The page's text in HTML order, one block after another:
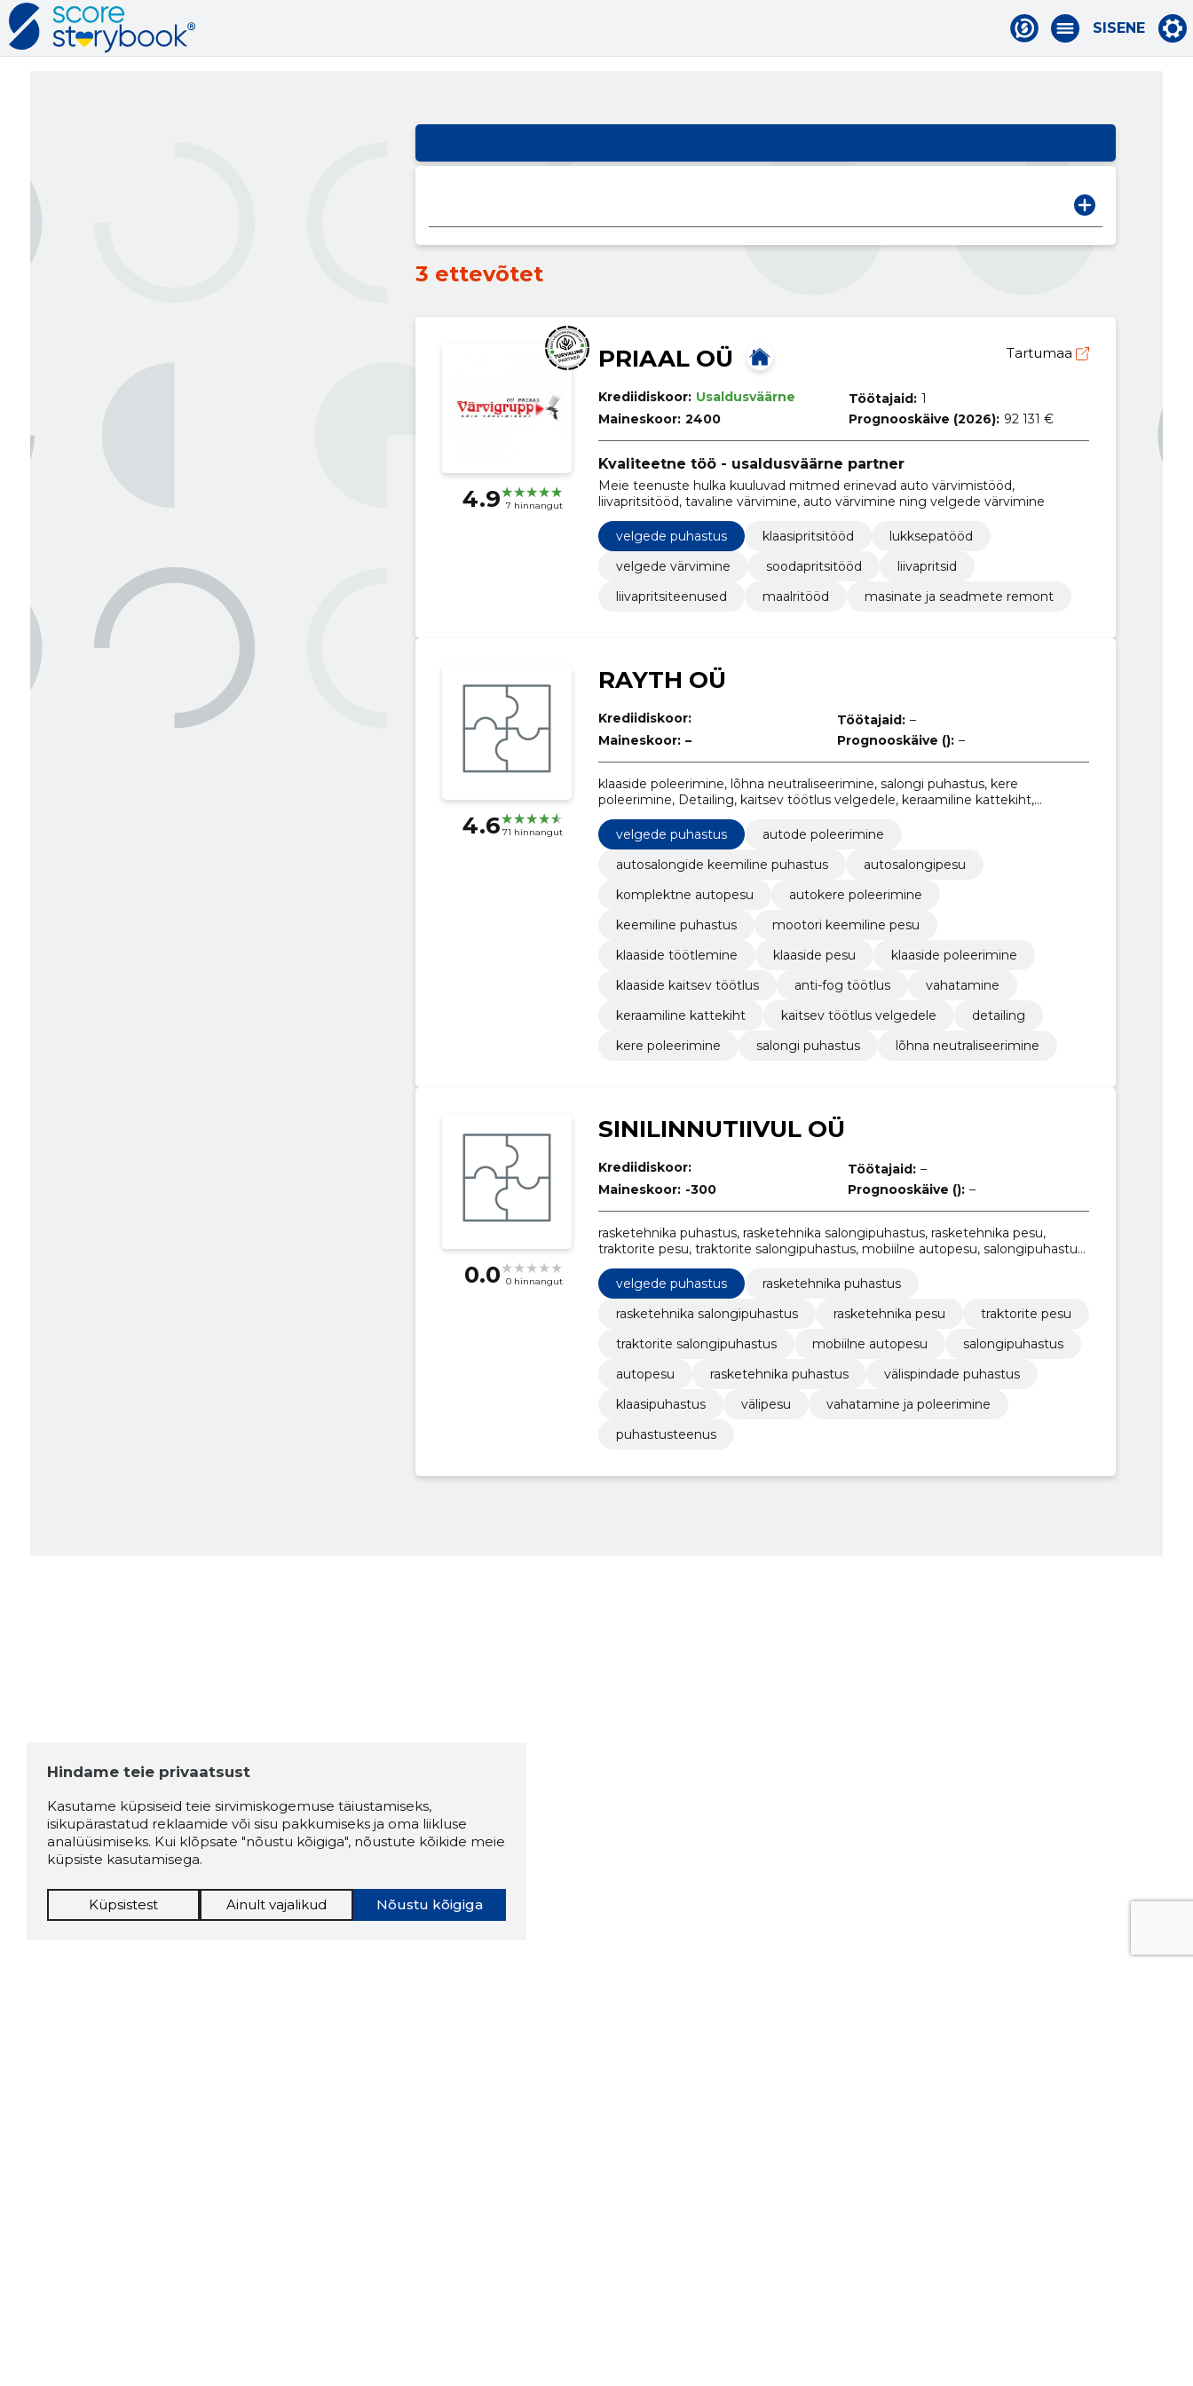
SISENE
3 ettevõtet
4.9 7 hinnangut
PRIAAL OÜ Tartumaa
Krediidiskoor: Usaldusväärne
Maineskoor: 2400
Töötajaid: 1
Prognooskäive (2026): 92 131 €
Kvaliteetne töö - usaldusväärne partner
Meie teenuste hulka kuuluvad mitmed erinevad auto värvimistööd,
liivapritsitööd, tavaline värvimine, auto värvimine ning velgede värvimine
velgede puhastus klaasipritsitööd
lukksepatööd
velgede värvimine
soodapritsitööd
liivapritsid
liivapritsiteenused
maalritööd masinate ja seadmete remont
4.6 71 hinnangut
RAYTH OÜ
Krediidiskoor:
Maineskoor: –
Töötajaid: –
Prognooskäive (): –
klaaside poleerimine, lõhna neutraliseerimine, salongi puhastus, kere
poleerimine, Detailing, kaitsev töötlus velgedele, keraamiline kattekiht,
vahatamine, anti-fog töötlus, klaaside kaitsev töötlus
velgede puhastus
autode poleerimine
autosalongide keemiline puhastus
autosalongipesu
komplektne autopesu
autokere poleerimine
keemiline puhastus
mootori keemiline pesu
klaaside töötlemine
klaaside pesu
klaaside poleerimine
klaaside kaitsev töötlus
anti-fog töötlus
vahatamine
keraamiline kattekiht
kaitsev töötlus velgedele
detailing
kere poleerimine
salongi puhastus lõhna neutraliseerimine
0.0 0 hinnangut
SINILINNUTIIVUL OÜ
Krediidiskoor:
Maineskoor: -300
Töötajaid: –
Prognooskäive (): –
rasketehnika puhastus, rasketehnika salongipuhastus, rasketehnika pesu,
traktorite pesu, traktorite salongipuhastus, mobiilne autopesu, salongipuhastus,
autopesu, rasketehnika puhastus, välispindade puhastus
velgede puhastus
rasketehnika puhastus
rasketehnika salongipuhastus
rasketehnika pesu
traktorite pesu
traktorite salongipuhastus
mobiilne autopesu
salongipuhastus
autopesu
rasketehnika puhastus
välispindade puhastus
klaasipuhastus
välipesu
vahatamine ja poleerimine
puhastusteenus
Hindame teie privaatsust
Kasutame küpsiseid teie sirvimiskogemuse täiustamiseks,
isikupärastatud reklaamide või sisu pakkumiseks ja oma liikluse
analüüsimiseks. Kui klõpsate "nõustu kõigiga", nõustute kõikide meie
küpsiste kasutamisega.
Nõustu kõigiga
Küpsistest Ainult vajalikud